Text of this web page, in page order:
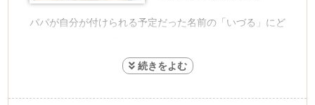
パパが自分が付けられる予定だった名前の「いづる」にど
漢字は私がネットや本などで調べて
画数と意味とカッコ良さで選びました。